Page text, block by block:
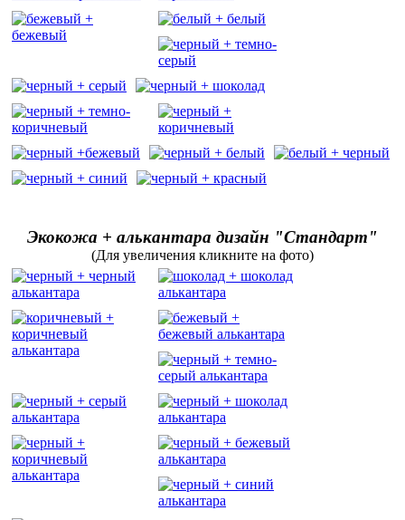
Экокожа + алькантара дизайн "Стандарт"
(Для увеличения кликните на фото)